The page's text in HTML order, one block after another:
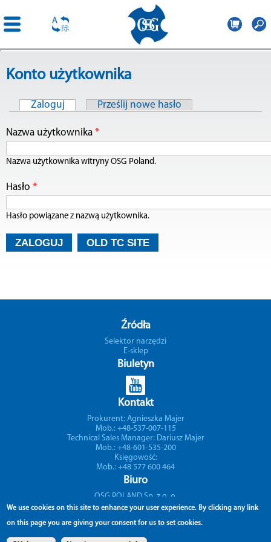
do
Poland
Konto użytkownika
Karty podstawowe
Zaloguj (aktywna karta)
Prześlij nowe hasło
Nazwa użytkownika *
Nazwa użytkownika witryny OSG Poland.
Hasło *
Hasło powiązane z nazwą użytkownika.
OLD TC SITE
Źródła
Selektor narzędzi
E-sklep
Biuletyn
Kontakt
Prokurent: Agnieszka Majer
Mob.: +48-537-007-115
Technical Sales Manager: Dariusz Majer
Mob.: +48-601-535-200
Księgowość:
Mob.: +48 577 600 464
Biuro
OSG POLAND Sp. z o. o.
Spóldzielcza 57
Mob.: +48 570 677 711
We use cookies on this site to enhance your user experience. By clicking any link
on this page you are giving your consent for us to set cookies.